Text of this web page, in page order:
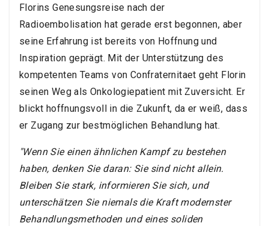
Florins Genesungsreise nach der
Radioembolisation hat gerade erst begonnen, aber
seine Erfahrung ist bereits von Hoffnung und
Inspiration geprägt. Mit der Unterstützung des
kompetenten Teams von Confraternitaet geht Florin
seinen Weg als Onkologiepatient mit Zuversicht. Er
blickt hoffnungsvoll in die Zukunft, da er weiß, dass
er Zugang zur bestmöglichen Behandlung hat.
"Wenn Sie einen ähnlichen Kampf zu bestehen
haben, denken Sie daran: Sie sind nicht allein.
Bleiben Sie stark, informieren Sie sich, und
unterschätzen Sie niemals die Kraft modernster
Behandlungsmethoden und eines soliden